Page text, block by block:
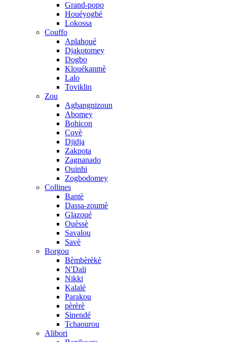
Grand-popo
Houéyogbé
Lokossa
Couffo
Aplahoué
Djakotomey
Dogbo
Klouékanmè
Lalo
Toviklin
Zou
Agbangnizoun
Abomey
Bohicon
Covè
Djidja
Zakpota
Zagnanado
Ouinhi
Zogbodomey
Collines
Bantè
Dassa-zoumè
Glazoué
Ouèssè
Savalou
Savè
Borgou
Bèmbèrèkè
N'Dali
Nikki
Kalalé
Parakou
pèrèrè
Sinendé
Tchaourou
Alibori